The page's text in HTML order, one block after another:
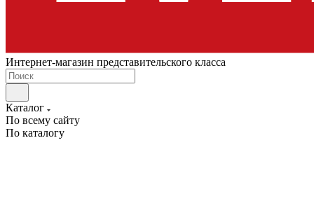
Интернет-магазин представительского класса
Каталог
По всему сайту
По каталогу